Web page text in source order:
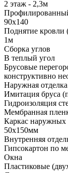
2 этаж - 2,3м
90х140
Поднятие кровли
1м
Сборка углов
В теплый угол
Брусовые
конструктивно
Наружная
Имитация бруса
Гидроизоляция
Мембранная
Каркас наружных
50х150мм
Внутренняя
Гипсокартон по
Окна
Пластиковые